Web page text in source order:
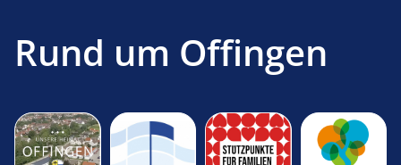
Rund um Offingen